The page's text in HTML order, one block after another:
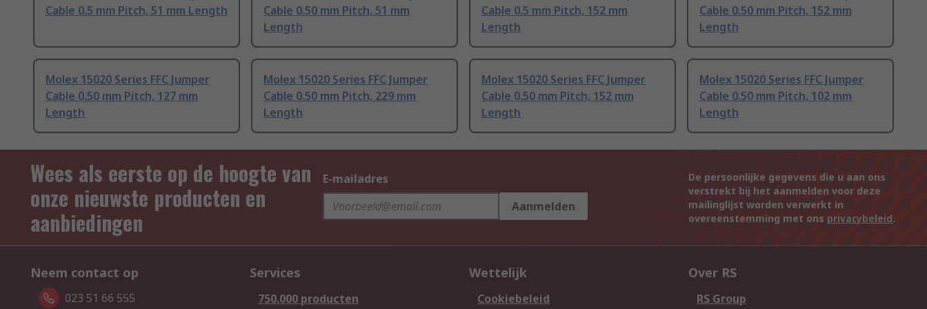
Cable 0.5 mm Pitch, 51 mm Length
Cable 0.50 mm Pitch, 51 mm
Length
Cable 0.5 mm Pitch, 152 mm
Length
Cable 0.50 mm Pitch, 152 mm
Length
Molex 15020 Series FFC Jumper
Cable 0.50 mm Pitch, 127 mm
Length
Molex 15020 Series FFC Jumper
Cable 0.50 mm Pitch, 229 mm
Length
Molex 15020 Series FFC Jumper
Cable 0.50 mm Pitch, 152 mm
Length
Molex 15020 Series FFC Jumper
Cable 0.50 mm Pitch, 102 mm
Length
Wees als eerste op de hoogte van
onze nieuwste producten en
aanbiedingen
E-mailadres
Aanmelden
De persoonlijke gegevens die u aan ons
verstrekt bij het aanmelden voor deze
mailinglijst worden verwerkt in
overeenstemming met ons privacybeleid.
Neem contact op
023 51 66 555
Services
750.000 producten
Wettelijk
Cookiebeleid
Over RS
RS Group